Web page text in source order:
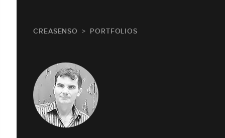
CREASENSO PORTFOLIOS